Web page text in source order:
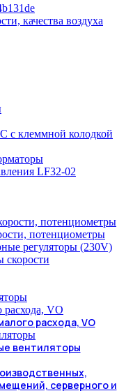
качества воздуха
потенциометры
скорости
расхода, VO
вентиляторы
серверного и